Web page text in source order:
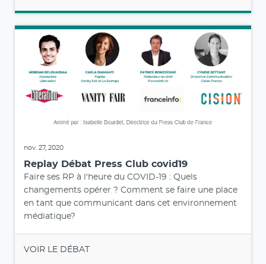
nov. 27, 2020
Replay Débat Press Club covid19
Faire ses RP à l'heure du COVID-19 : Quels
changements opérer ? Comment se faire une place
en tant que communicant dans cet environnement
médiatique?
VOIR LE DÉBAT